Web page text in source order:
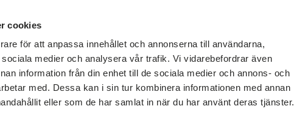
cookies
för att anpassa innehållet och annonserna till användarna,
medier och analysera vår trafik. Vi vidarebefordrar även
information från din enhet till de sociala medier och annons- och
med. Dessa kan i sin tur kombinera informationen med annan
eller som de har samlat in när du har använt deras tjänster.